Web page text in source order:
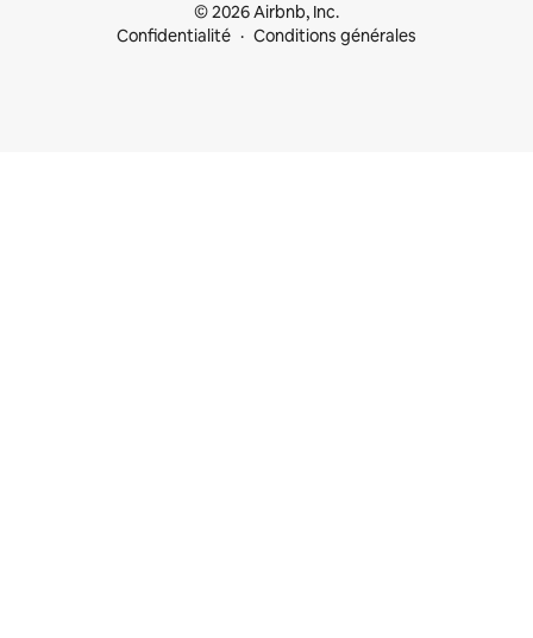
© 2026 Airbnb, Inc.
Confidentialité
Conditions générales